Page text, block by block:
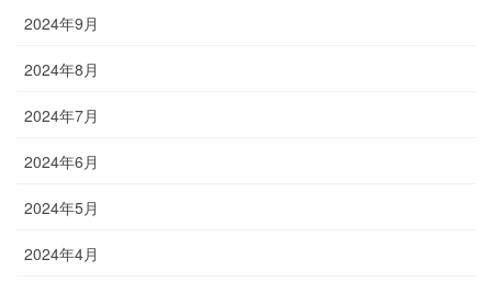
2024年9月
2024年8月
2024年7月
2024年6月
2024年5月
2024年4月